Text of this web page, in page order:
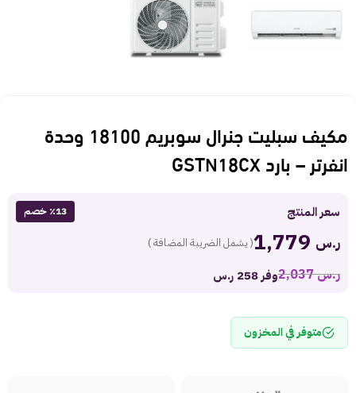
مكيف سبليت جنرال سوبريم 18100 وحدة
انفرتر – بارد GSTN18CX
سعر المنتج ٪13 خصم
ر.س ( يشمل الضريبة المضافة )
ر.س2,037 وفر 258 ر.س
متوفر في المخزون